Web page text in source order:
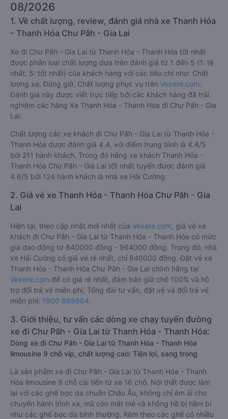
08/2026
1. Về chất lượng, review, đánh giá nhà xe Thanh Hóa
- Thanh Hóa Chư Păh - Gia Lai
Xe đi Chư Păh - Gia Lai từ Thanh Hóa - Thanh Hóa tốt nhất
được phân loại chất lượng dựa trên đánh giá từ 1 đến 5 (1: tệ
nhất, 5: tốt nhất) của khách hàng với các tiêu chí như: Chất
lượng xe, Đúng giờ, Chất lượng phục vụ trên Vexere.com.
Đánh giá này được viết trực tiếp bởi các khách hàng đã trải
nghiệm các hãng Xe Thanh Hóa - Thanh Hóa đi Chư Păh - Gia
Lai.
Chất lượng các xe khách đi Chư Păh - Gia Lai từ Thanh Hóa -
Thanh Hóa được đánh giá 4.4, với điểm trung bình là 4.4/5
bởi 211 hành khách. Trong đó hãng xe khách Thanh Hóa -
Thanh Hóa Chư Păh - Gia Lai tốt nhất tuyến được đánh giá
4.6/5 bởi 124 hành khách là nhà xe Hải Cường.
2. Giá vé xe Thanh Hóa - Thanh Hóa Chư Păh - Gia
Lai
Hiện tại, theo cập nhật mới nhất của Vexere.com , giá vé xe
khách đi Chư Păh - Gia Lai từ Thanh Hóa - Thanh Hóa có mức
giá dao động từ 840000 đồng - 964000 đồng. Trong đó, nhà
xe Hải Cường có giá vé rẻ nhất, chỉ 840000 đồng. Đặt vé xe
Thanh Hóa - Thanh Hóa Chư Păh - Gia Lai chính hãng tại
Vexere.com để có giá rẻ nhất, đảm bảo giữ chỗ 100% và hỗ
trợ đổi trả vé miễn phí. Tổng đài tư vấn, đặt vé và đổi trả vé
miễn phí: 1900 888684.
3. Giới thiệu, tư vấn các dòng xe chạy tuyến đường
xe đi Chư Păh - Gia Lai từ Thanh Hóa - Thanh Hóa:
Dòng xe đi Chư Păh - Gia Lai từ Thanh Hóa - Thanh Hóa
limousine 9 chỗ vip, chất lượng cao: Tiện lợi, sang trọng
Là sản phẩm xe đi Chư Păh - Gia Lai từ Thanh Hóa - Thanh
Hóa limousine 9 chỗ cải tiến từ xe 16 chỗ. Nội thất được làm
lại với các ghế bọc da chuẩn Châu Âu, không chỉ êm ái cho
chuyến hành trình xa, mà còn mát mẻ và không hề bị hầm bí
như các ghế bọc da bình thường. Kèm theo các ghế có nhiều